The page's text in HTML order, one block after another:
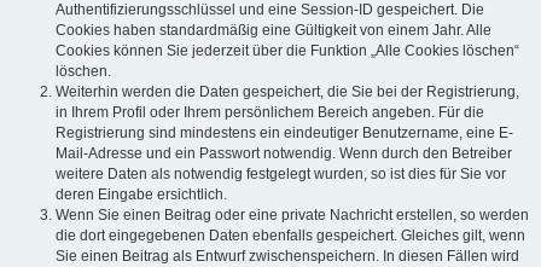
Authentifizierungsschlüssel und eine Session-ID gespeichert. Die
Cookies haben standardmäßig eine Gültigkeit von einem Jahr. Alle
Cookies können Sie jederzeit über die Funktion „Alle Cookies löschen“
löschen.
Weiterhin werden die Daten gespeichert, die Sie bei der Registrierung,
in Ihrem Profil oder Ihrem persönlichem Bereich angeben. Für die
Registrierung sind mindestens ein eindeutiger Benutzername, eine E-
Mail-Adresse und ein Passwort notwendig. Wenn durch den Betreiber
weitere Daten als notwendig festgelegt wurden, so ist dies für Sie vor
deren Eingabe ersichtlich.
Wenn Sie einen Beitrag oder eine private Nachricht erstellen, so werden
die dort eingegebenen Daten ebenfalls gespeichert. Gleiches gilt, wenn
Sie einen Beitrag als Entwurf zwischenspeichern. In diesen Fällen wird